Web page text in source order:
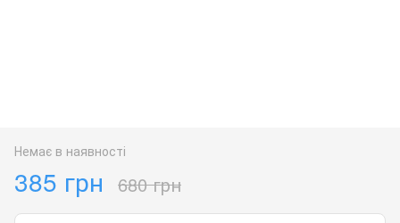
Немає в наявності
385 грн 680 грн